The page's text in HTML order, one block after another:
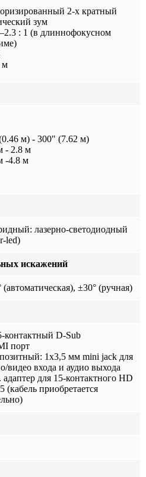
2-х кратный
зум
: 1 (в длиннофокусном
м
м) - 300" (7.62 м)
- 2.8 м
-4.8 м
лазерно-светодиодный
led)
искажений
(автоматическая), ±30° (ручная)
контактный D-Sub
порт
1х3,5 мм mini jack для
видео входа и аудио выхода
для 15-контактного HD
(кабель приобретается